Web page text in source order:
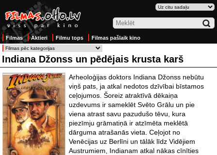
Filmas Aktieri Filmu tops Filmas pašlaik kino
Indiana Džonss un pēdējais krusta karš
Arheoloģijas doktors Indiana Džonss nebūtu
viņš pats, ja atkal nedotos dzīvībai bīstamos
ceļojumos. Šoreiz atraktīvā dēkaiņa
uzdevums ir sameklēt Svēto Grālu un pie
viena atrast savu pazudušo tēvu, kura
piezīmju grāmatiņā ir atzīmēta meklētā
dārguma atrašanās vieta. Ceļojot no
Venēcijas uz Berlīni un tālāk līdz Vidējiem
Austrumiem, Indianam atkal nākas cīnīties